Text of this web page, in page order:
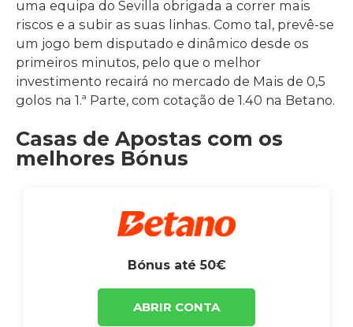
uma equipa do Sevilla obrigada a correr mais
riscos e a subir as suas linhas. Como tal, prevê-se
um jogo bem disputado e dinâmico desde os
primeiros minutos, pelo que o melhor
investimento recairá no mercado de Mais de 0,5
golos na 1.ª Parte, com cotação de 1.40 na Betano.
Casas de Apostas com os
melhores Bónus
Bónus até 50€
ABRIR CONTA